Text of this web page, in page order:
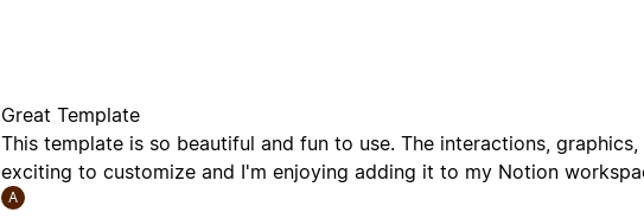
Great Template
This template is so beautiful and fun to use. The interactions,
exciting to customize and I'm enjoying adding it to my Notion
A